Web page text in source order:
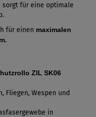
sorgt für eine optimale
für einen maximalen
ZIL SK06
Fliegen, Wespen und
in